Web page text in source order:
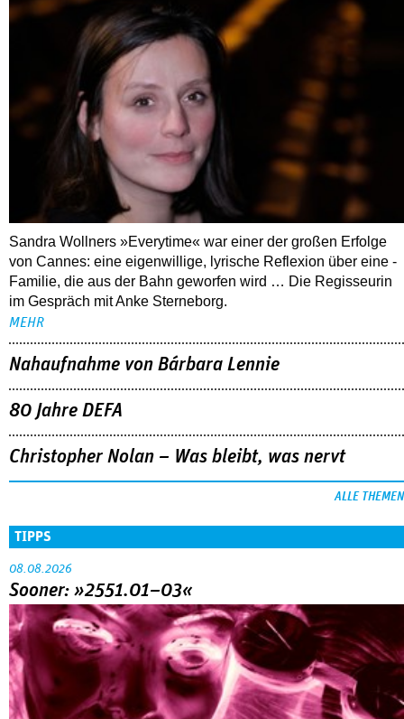
Sandra Wollners »Everytime« war einer der großen Erfolge
von Cannes: eine eigenwillige, lyrische Reflexion über eine ­
Familie, die aus der Bahn geworfen wird … Die Regisseurin
im Gespräch mit Anke Sterneborg.
MEHR
Nahaufnahme von Bárbara Lennie
80 Jahre DEFA
Christopher Nolan – Was bleibt, was nervt
ALLE THEMEN
TIPPS
08.08.2026
Sooner: »2551.01–03«